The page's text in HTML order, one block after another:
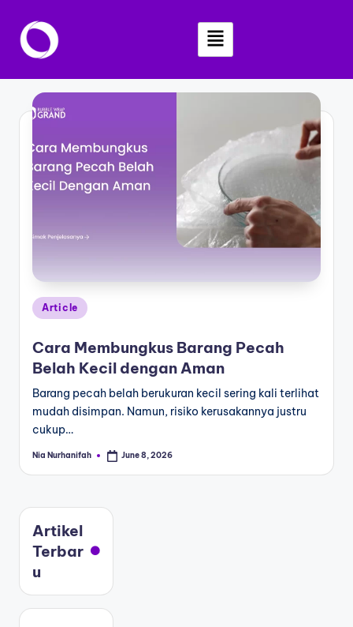
Skip
Article
Cara Membungkus Barang Pecah
Belah Kecil dengan Aman
Barang pecah belah berukuran kecil sering kali terlihat
mudah disimpan. Namun, risiko kerusakannya justru
cukup…
Nia Nurhanifah June 8, 2026
Artikel
Terbar
u